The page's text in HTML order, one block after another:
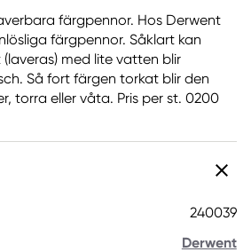
färgpennor. Hos Derwent
färgpennor. Såklart kan
med lite vatten blir
Så fort färgen torkat blir den
torra eller våta. Pris per st. 0200
240039
Derwent